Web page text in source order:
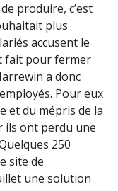
produire, c’est
plus
accusent le
fait pour fermer
a donc
Pour eux
et du mépris de la
ils ont perdu une
250
site de
une solution